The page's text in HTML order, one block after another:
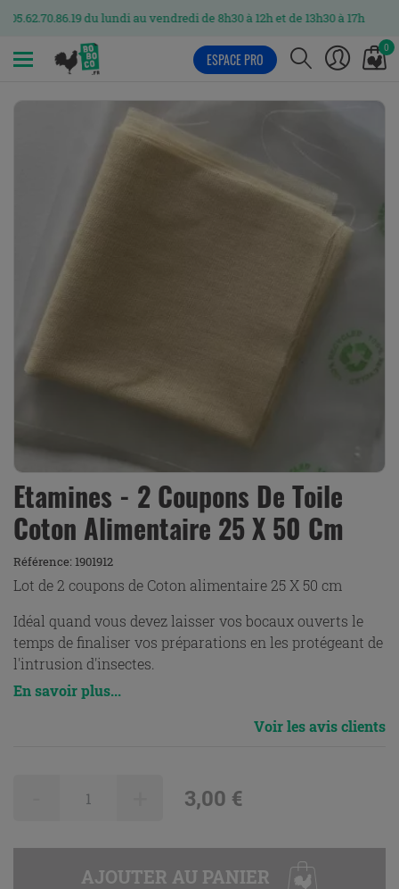
du lundi au vendredi de 8h30 à 12h et de 13h30 à 17h
0
ESPACE PRO
Etamines - 2 Coupons De Toile
Coton Alimentaire 25 X 50 Cm
Référence: 1901912
Lot de 2 coupons de Coton alimentaire 25 X 50 cm
Idéal quand vous devez laisser vos bocaux ouverts le
temps de finaliser vos préparations en les protégeant de
l'intrusion d'insectes.
En savoir plus...
Voir les avis clients
3,00 €
AJOUTER AU PANIER